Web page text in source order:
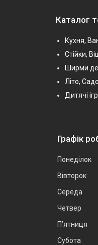
Каталог
Кухня,
Стійки,
Ширми
Літо,
Дитячі
Графік
Понеділок
Вівторок
Середа
Четвер
Пʼятниця
Субота